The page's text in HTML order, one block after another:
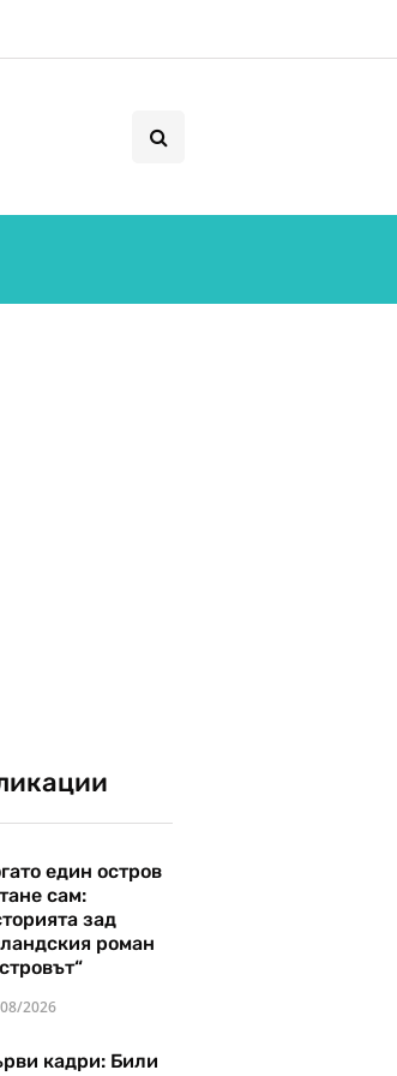
един остров
сам:
зад
роман
2026
кадри: Били